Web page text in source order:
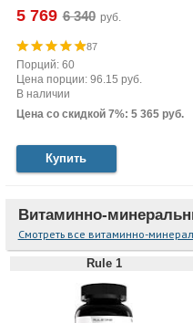
5 769 руб.
87
Порций: 60
Цена порции: 96.15 руб.
В наличии
Цена со скидкой 7%: 5 365 руб.
Купить
Витаминно-
Смотреть все витаминно-
Rule 1